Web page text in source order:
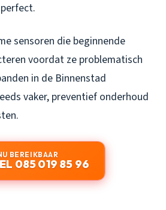
sensoren die beginnende
voordat ze problematisch
in de Binnenstad
vaker, preventief onderhoud
BEREIKBAAR
085 019 85 96